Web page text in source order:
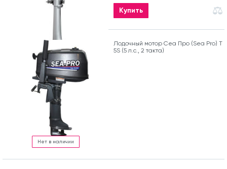
Купить
Нет в наличии
Лодочный мотор Сеа Про (Sea Pro) Т
5S (5 л.с., 2 такта)